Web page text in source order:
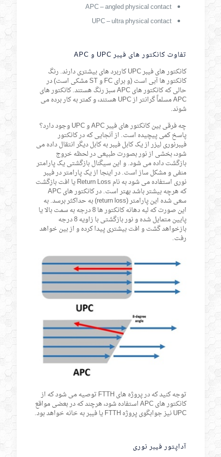
APC – angled physical contact
UPC – ultra physical contact
تفاوت کانکتور های فیبر UPC و APC
کانکتور های فیبر UPC کاربرد های بیشتری دارند. رنگ
کانکتور ها آبی است (و برای FC و ST مشکی است) در
حالی که کانکتور های APC سبز رنگ هستند. کانکتور های
APC مسلماً گرانتر از UPC هستند، و کمتر به کار برده می
شوند.
چه فرقی بین کانکتور های فیبر APC و UPC وجود دارد؟
پاسخ کمی پیچیده است. از آنجایی که در کانکتور
فیبرنوری لیزر از یک کابل فیبر به کابل دیگر انتقال داده می
شود، بخشی از نور بصورت طبیعی در لحظه خروج
بازگشت داده می شود. و این سیگنال بازگشتی یک پارامتر
منفی و مشکل ساز است. در اینجا از یک پارامتر در فیبر
نوری استفاده می شود به نام Return Loss یا افت بازگشت
که هرچه بیشتر باشد بهتر است. در کانکتور های APC
سعی شده این پارامتر (return loss) به حداکثر برسد. به
این صورت که لبه دهانه کانکتور ها 8 درجه به سمت بالا یا
پایین متمایل شده و نور بازگشتی با زاویه 8 درجه
بازخواهد گشت و افت بیشتری پیدا کرده و از بین خواهد
رفت.
توجه کنید که در پروژه های FTTH توصیه می شود که از
کانکتور های APC استفاده شود، هرچند که در بعضی مواقع
UPC نیز جوابگوی پروژه FTTH یا فیبر به خانه خواهد بود.
آداپتور فیبر نوری